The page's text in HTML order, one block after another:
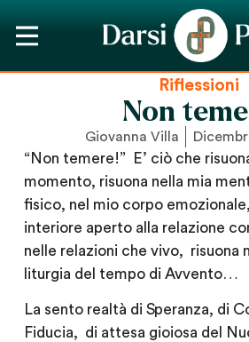
Riflessioni
Non
Giovanna Villa
“Non temere!” E’ ciò che
momento, risuona nella mia
fisico, nel mio corpo
interiore aperto alla relazione
nelle relazioni che vivo, risuona
liturgia del tempo di Avvento…
La sento realtà di Speranza, di
Fiducia, di attesa gioiosa del